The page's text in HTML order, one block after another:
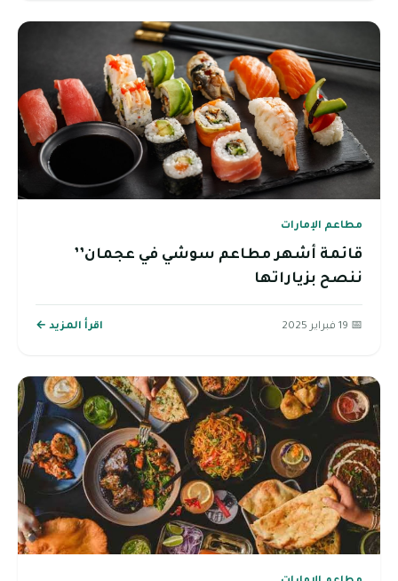
مطاعم الإمارات
قائمة أشهر مطاعم سوشي في عجمان’’
ننصح بزياراتها
📅 19 فبراير 2025 اقرأ المزيد ←